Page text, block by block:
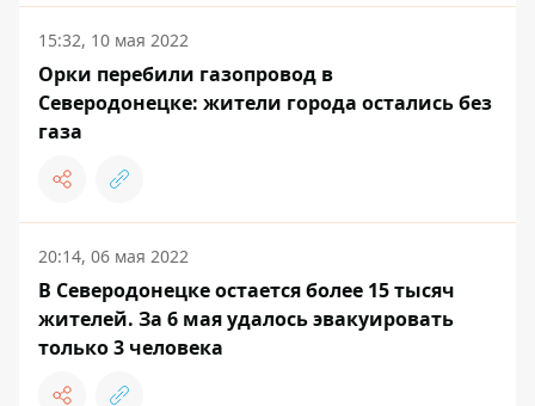
15:32, 10 мая 2022
Орки перебили газопровод в
Северодонецке: жители города остались без
газа
20:14, 06 мая 2022
В Северодонецке остается более 15 тысяч
жителей. За 6 мая удалось эвакуировать
только 3 человека